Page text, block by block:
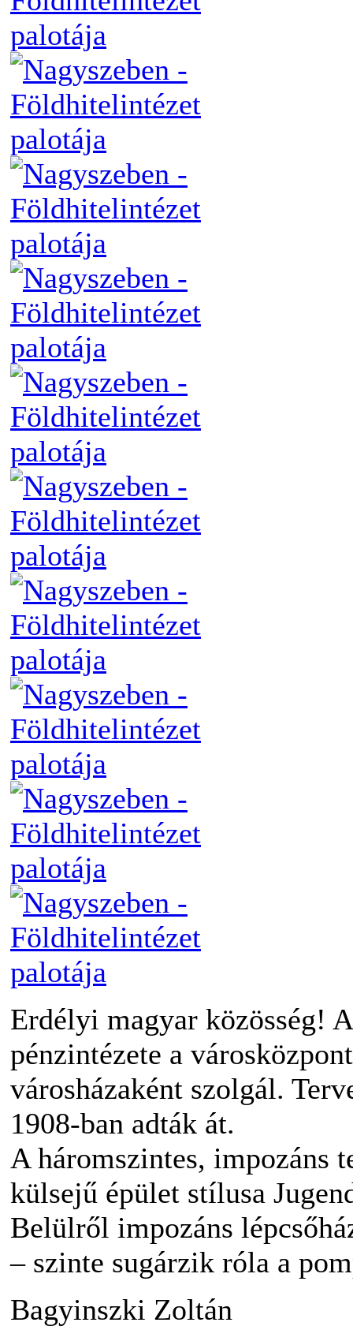
Erdélyi magyar közösség!
pénzintézete a
városházaként szolgál.
1908-ban adták át.
A háromszintes, impozáns
külsejű épület stílusa
Belülről impozáns
– szinte sugárzik róla a
Bagyinszki Zoltán